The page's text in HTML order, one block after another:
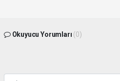
Okuyucu Yorumları (0)